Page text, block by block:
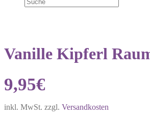
Vanille Kipferl
9,95€
inkl. MwSt. zzgl. Versandkosten